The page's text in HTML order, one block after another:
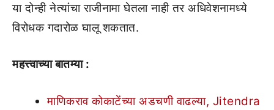
या दोन्ही नेत्यांचा राजीनामा घेतला नाही तर अधिवेशनामध्ये
विरोधक गदारोळ घालू शकतात.
महत्त्वाच्या बातम्या :
माणिकराव कोकाटेंच्या अडचणी वाढल्या, Jitendra